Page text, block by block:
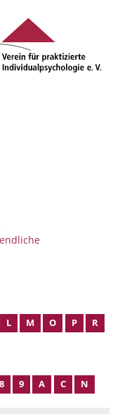
L M O P
R
8 9 A C N